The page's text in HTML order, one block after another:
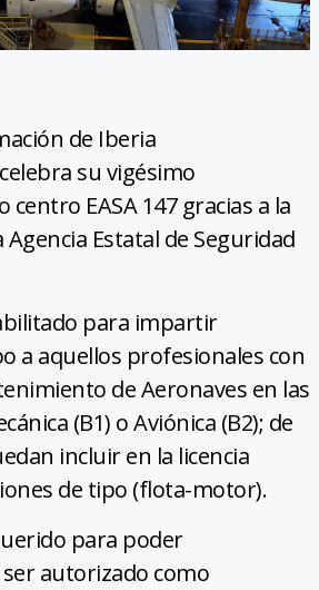
de Iberia
su vigésimo
EASA 147 gracias a la
Estatal de Seguridad
para impartir
a aquellos profesionales con
de Aeronaves en las
(B1) o Aviónica (B2); de
incluir en la licencia
de tipo (flota-motor).
para poder
autorizado como